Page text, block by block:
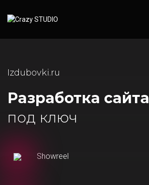
Izdubovki.ru
Разработка сайта
под ключ
Showreel